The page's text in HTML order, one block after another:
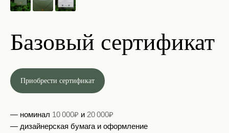
Базовый сертификат
Приобрести сертификат
— номинал 10 000₽ и 20 000₽
— ⁠дизайнерская бумага и оформление